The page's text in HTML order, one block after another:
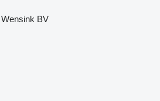
BV